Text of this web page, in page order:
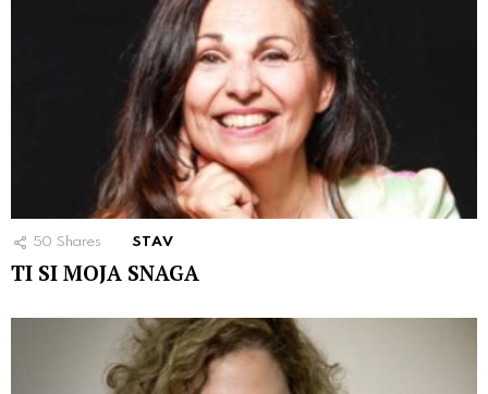
50 Shares STAV
TI SI MOJA SNAGA